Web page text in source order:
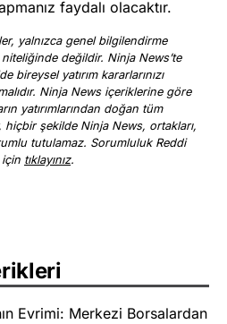
faydalı olacaktır.
yalnızca genel bilgilendirme
niteliğinde değildir. Ninja News’te
bireysel yatırım kararlarınızı
Ninja News içeriklerine göre
yatırımlarından doğan tüm
hiçbir şekilde Ninja News, ortakları,
tutulamaz. Sorumluluk Reddi
için tıklayınız.
Evrimi: Merkezi Borsalardan